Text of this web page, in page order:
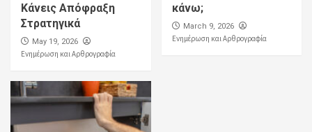
Κάνεις Απόφραξη
Στρατηγικά
May 19, 2026
Ενημέρωση και Αρθρογραφία
κάνω;
March 9, 2026
Ενημέρωση και Αρθρογραφία